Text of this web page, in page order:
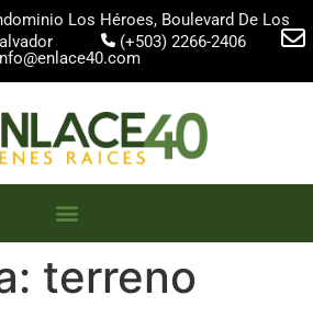
Los Héroes, Boulevard De Los
Salvador
(+503) 2266-2406
terreno